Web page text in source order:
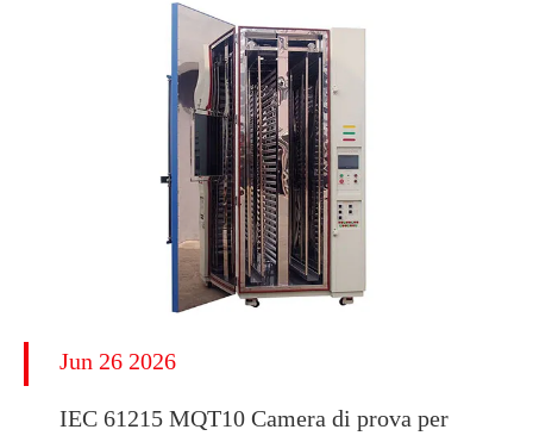
Jun 26 2026
IEC 61215 MQT10 Camera di prova per